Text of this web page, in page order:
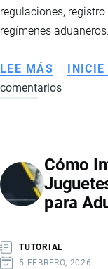
regulaciones, registro
regímenes aduaneros.
LEE MÁS SOBRE
CÓMO
DE
EN
INICIE
comentarios
Cómo
para
TUTORIAL
5 FEBRERO, 2026